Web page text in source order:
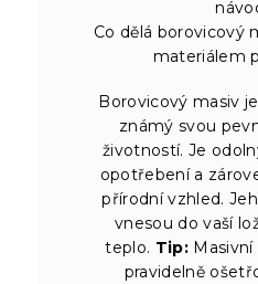
Co dělá borovicový
materiálem
Borovicový masiv
známý svou
životností. Je
opotřebení a
přírodní vzhled.
vnesou do vaší
teplo. Tip:
pravidelně